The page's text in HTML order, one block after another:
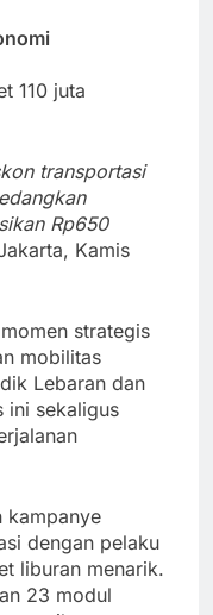
110 juta
transportasi
Rp650
Kamis
strategis
mobilitas
Lebaran dan
ini sekaligus
kampanye
dengan pelaku
liburan menarik.
23 modul